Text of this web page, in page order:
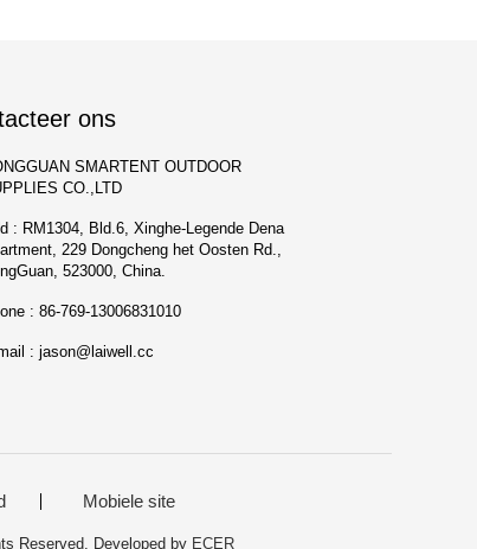
ons
SMARTENT OUTDOOR
CO.,LTD
: RM1304, Bld.6, Xinghe-Legende Dena
229 Dongcheng het Oosten Rd.,
523000, China.
: 86-769-13006831010
: jason@laiwell.cc
Mobiele site
Reserved. Developed by ECER